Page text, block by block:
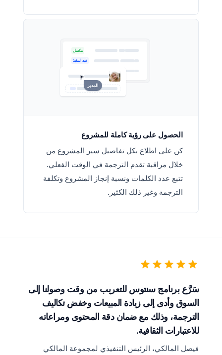
مكتمل
قيد التنفيذ
المدير
الحصول على رؤية كاملة للمشروع
كن على اطلاع بكل تفاصيل سير المشروع من
خلال مراقبة تقدم الترجمة في الوقت الفعلي.
تتبع عدد الكلمات ونسبة إنجاز المشروع وتكلفة
الترجمة وغير ذلك الكثير.
سَرَّع برنامج سنتوس للتعريب من وقت وصولنا إلى
السوق وأدى إلى زيادة المبيعات وخفض تكاليف
الترجمة، وذلك مع ضمان دقة المحتوى ومراعاته
للاعتبارات الثقافية.
فيصل المالكي، الرئيس التنفيذي لمجموعة المالكي